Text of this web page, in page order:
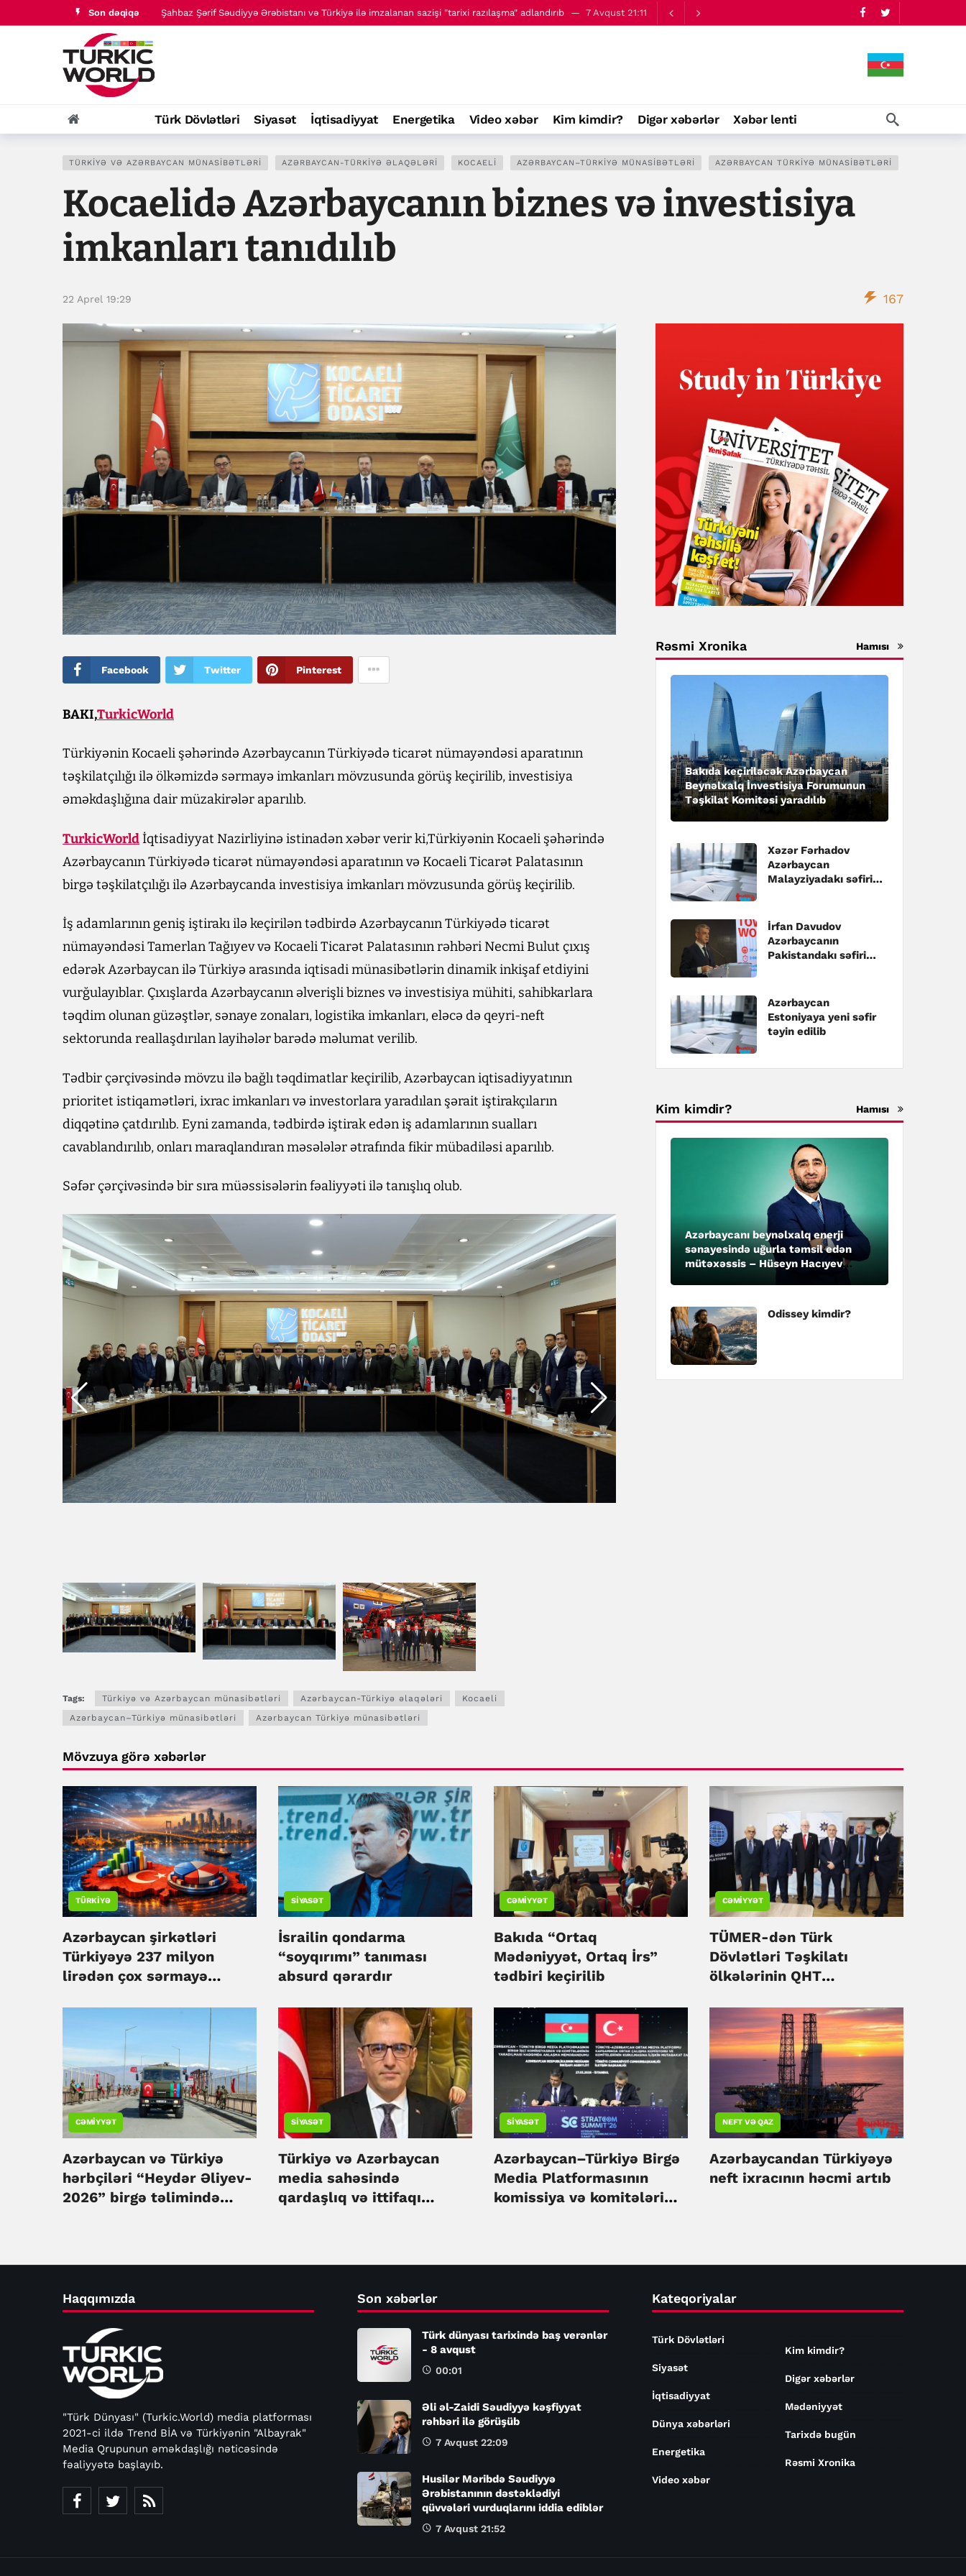
Son dəqiqə Türk dünyası tarixində baş verənlər - 8 avqust 00:01
Türk Dövlətləri Siyasət İqtisadiyyat Energetika Video xəbər Kim kimdir? Digər xəbərlər Xəbər lenti
TÜRKIYƏ VƏ AZƏRBAYCAN MÜNASIBƏTLƏRI AZƏRBAYCAN-TÜRKIYƏ ƏLAQƏLƏRI KOCAELI AZƏRBAYCAN–TÜRKIYƏ MÜNASIBƏTLƏRI AZƏRBAYCAN TÜRKIYƏ MÜNASIBƏTLƏRI
Kocaelidə Azərbaycanın biznes və investisiya
imkanları tanıdılıb
22 Aprel 19:29 167
Facebook Twitter Pinterest
BAKI,TurkicWorld
Türkiyənin Kocaeli şəhərində Azərbaycanın Türkiyədə ticarət nümayəndəsi aparatının
təşkilatçılığı ilə ölkəmizdə sərmayə imkanları mövzusunda görüş keçirilib, investisiya
əməkdaşlığına dair müzakirələr aparılıb.
TurkicWorldİqtisadiyyat Nazirliyinə istinadən xəbər verir ki,Türkiyənin Kocaeli şəhərində
Azərbaycanın Türkiyədə ticarət nümayəndəsi aparatının və Kocaeli Ticarət Palatasının
birgə təşkilatçılığı ilə Azərbaycanda investisiya imkanları mövzusunda görüş keçirilib.
İş adamlarının geniş iştirakı ilə keçirilən tədbirdə Azərbaycanın Türkiyədə ticarət
nümayəndəsi Tamerlan Tağıyev və Kocaeli Ticarət Palatasının rəhbəri Necmi Bulut çıxış
edərək Azərbaycan ilə Türkiyə arasında iqtisadi münasibətlərin dinamik inkişaf etdiyini
vurğulayıblar. Çıxışlarda Azərbaycanın əlverişli biznes və investisiya mühiti, sahibkarlara
təqdim olunan güzəştlər, sənaye zonaları, logistika imkanları, eləcə də qeyri-neft
sektorunda reallaşdırılan layihələr barədə məlumat verilib.
Tədbir çərçivəsində mövzu ilə bağlı təqdimatlar keçirilib, Azərbaycan iqtisadiyyatının
prioritet istiqamətləri, ixrac imkanları və investorlara yaradılan şərait iştirakçıların
diqqətinə çatdırılıb. Eyni zamanda, tədbirdə iştirak edən iş adamlarının sualları
cavablandırılıb, onları maraqlandıran məsələlər ətrafında fikir mübadiləsi aparılıb.
Səfər çərçivəsində bir sıra müəssisələrin fəaliyyəti ilə tanışlıq olub.
Tags: Türkiyə və Azərbaycan münasibətləri Azərbaycan-Türkiyə əlaqələri
Kocaeli
Azərbaycan–Türkiyə münasibətləri
Azərbaycan Türkiyə münasibətləri
Rəsmi Xronika Hamısı
Bakıda keçiriləcək Azərbaycan
Beynəlxalq İnvestisiya Forumunun
Təşkilat Komitəsi yaradılıb
Xəzər Fərhadov
Azərbaycan
Malayziyadakı səfiri
İrfan Davudov
Azərbaycanın
Pakistandakı səfiri
Azərbaycan
Estoniyaya yeni səfir
təyin edilib
Kim kimdir? Hamısı
Azərbaycanı beynəlxalq enerji
sənayesində uğurla təmsil edən
mütəxəssis – Hüseyn Hacıyev
Odissey kimdir?
Mövzuya görə xəbərlər
TÜRKIYƏ
Azərbaycan şirkətləri
Türkiyəyə 237 milyon
lirədən çox sərmayə
SIYASƏT
İsrailin qondarma
“soyqırımı” tanıması
absurd qərardır
CƏMIYYƏT
Bakıda “Ortaq
Mədəniyyət, Ortaq İrs”
tədbiri keçirilib
CƏMIYYƏT
TÜMER-dən Türk
Dövlətləri Təşkilatı
ölkələrinin QHT
CƏMIYYƏT
Azərbaycan və Türkiyə
hərbçiləri “Heydər Əliyev-
2026” birgə təlimində
SIYASƏT
Türkiyə və Azərbaycan
media sahəsində
qardaşlıq və ittifaqı
SIYASƏT
Azərbaycan–Türkiyə Birgə
Media Platformasının
komissiya və komitələri
NEFT VƏ QAZ
Azərbaycandan Türkiyəyə
neft ixracının həcmi artıb
Haqqımızda
"Türk Dünyası" (Turkic.World) media platforması
2021-ci ildə Trend BİA və Türkiyənin "Albayrak"
Media Qrupunun əməkdaşlığı nəticəsində
fəaliyyətə başlayıb.
Son xəbərlər
Türk dünyası tarixində baş verənlər
- 8 avqust
00:01
Əli əl-Zaidi Səudiyyə kəşfiyyat
rəhbəri ilə görüşüb
7 Avqust 22:09
Husilər Məribdə Səudiyyə
Ərəbistanının dəstəklədiyi
qüvvələri vurduqlarını iddia ediblər
7 Avqust 21:52
Kateqoriyalar
Türk Dövlətləri
Siyasət
İqtisadiyyat
Dünya xəbərləri
Energetika
Video xəbər
Kim kimdir?
Digər xəbərlər
Mədəniyyət
Tarixdə bugün
Rəsmi Xronika